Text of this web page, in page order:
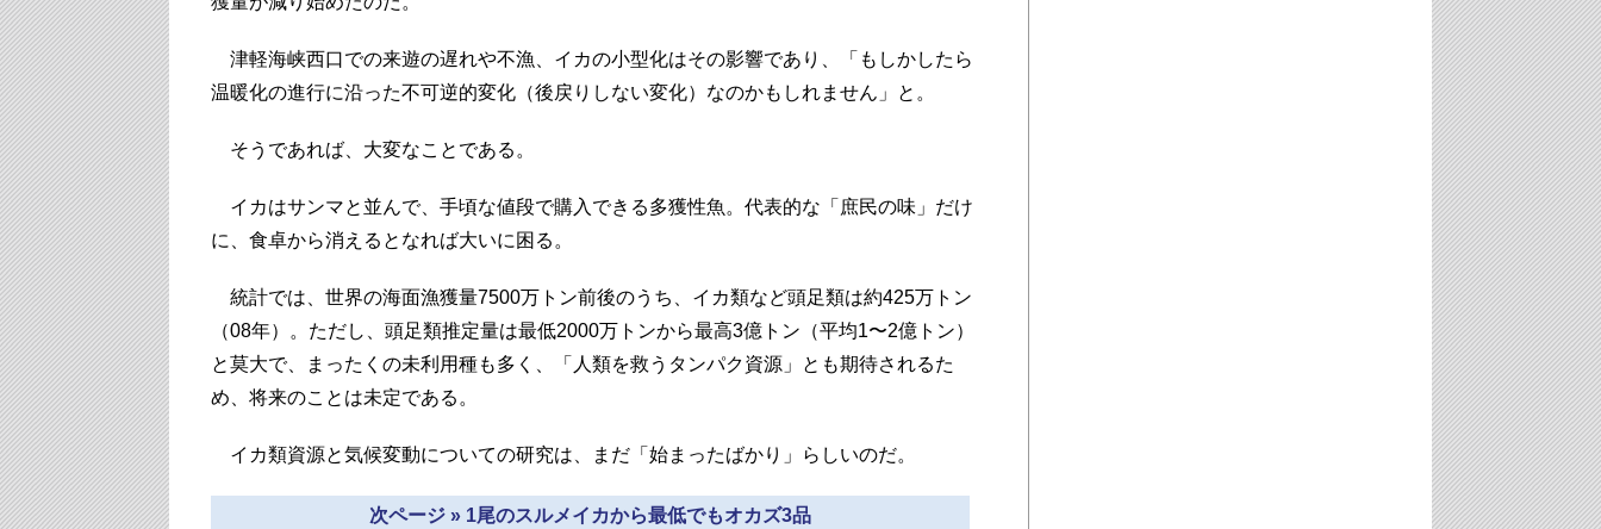
津軽海峡西口での来遊の遅れや不漁、イカの小型化はその影響であり、「もしかしたら
温暖化の進行に沿った不可逆的変化（後戻りしない変化）なのかもしれません」と。
そうであれば、大変なことである。
イカはサンマと並んで、手頃な値段で購入できる多獲性魚。代表的な「庶民の味」だけ
に、食卓から消えるとなれば大いに困る。
統計では、世界の海面漁獲量7500万トン前後のうち、イカ類など頭足類は約425万トン
（08年）。ただし、頭足類推定量は最低2000万トンから最高3億トン（平均1〜2億トン）
と莫大で、まったくの未利用種も多く、「人類を救うタンパク資源」とも期待されるた
め、将来のことは未定である。
イカ類資源と気候変動についての研究は、まだ「始まったばかり」らしいのだ。
次ページ » 1尾のスルメイカから最低でもオカズ3品